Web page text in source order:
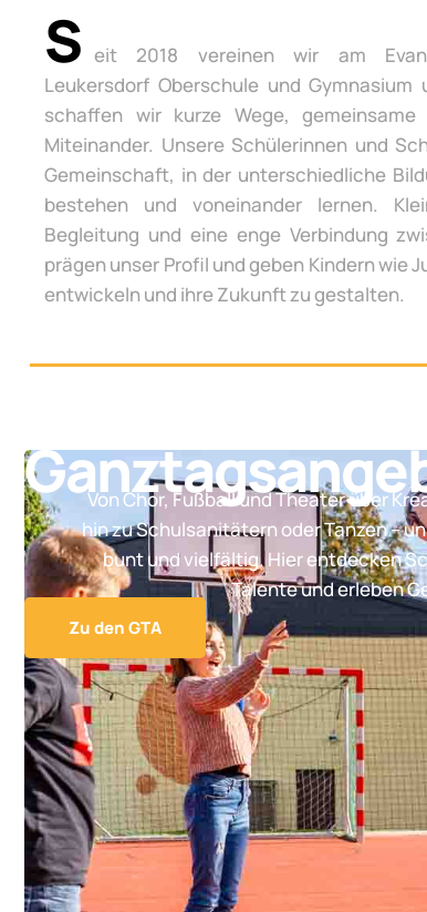
S eit 2018 vereinen wir am
Leukersdorf Oberschule und
schaffen wir kurze Wege,
Miteinander. Unsere Schülerinnen und
Gemeinschaft, in der unterschiedliche
bestehen und voneinander lernen.
Begleitung und eine enge Verbindung
prägen unser Profil und geben Kindern wie
entwickeln und ihre Zukunft zu gestalten.
Von Chor, Fußball und Theater über
hin zu Schulsanitätern oder Tanzen –
bunt und vielfältig. Hier entdecken
Talente und erleben
Zu den GTA